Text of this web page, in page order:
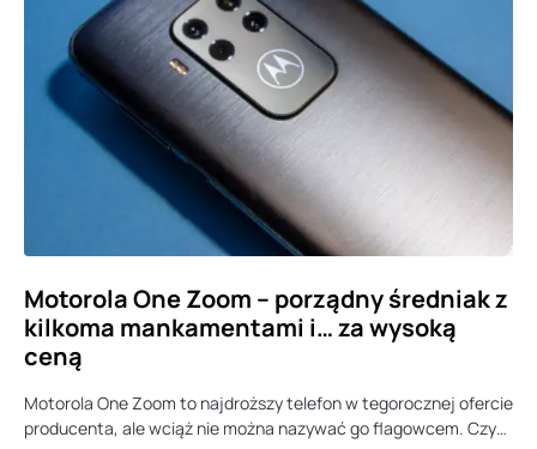
Motorola One Zoom – porządny średniak z
kilkoma mankamentami i… za wysoką
ceną
Motorola One Zoom to najdroższy telefon w tegorocznej ofercie
producenta, ale wciąż nie można nazywać go flagowcem. Czy…